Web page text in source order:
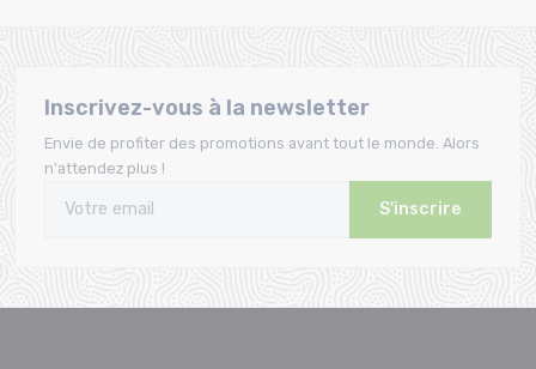
Inscrivez-vous à la newsletter
Envie de profiter des promotions avant tout le monde. Alors
n'attendez plus !
S'inscrire